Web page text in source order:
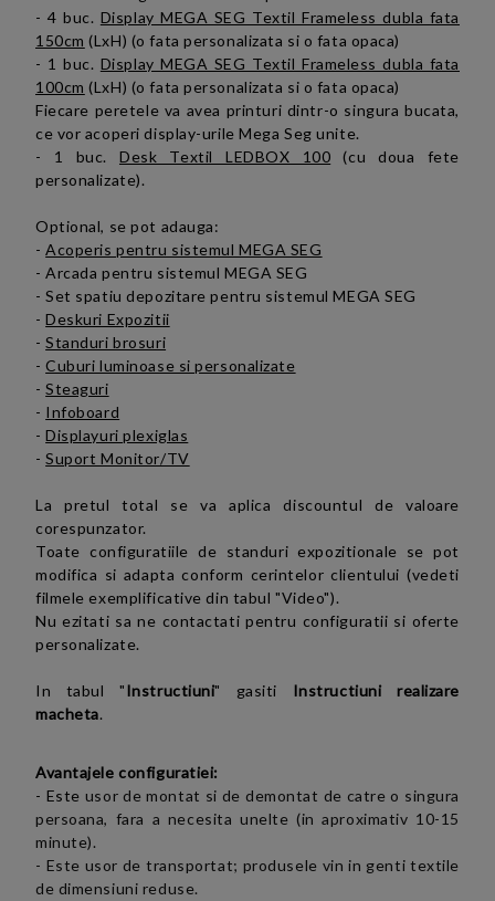
- 4 buc. Display MEGA SEG Textil Frameless dubla fata
150cm (LxH) (o fata personalizata si o fata opaca)
- 1 buc. Display MEGA SEG Textil Frameless dubla fata
100cm (LxH) (o fata personalizata si o fata opaca)
Fiecare peretele va avea printuri dintr-o singura bucata,
ce vor acoperi display-urile Mega Seg unite.
- 1 buc. Desk Textil LEDBOX 100 (cu doua fete
personalizate).
Optional, se pot adauga:
-Acoperis pentru sistemul MEGA SEG
- Arcada pentru sistemul MEGA SEG
- Set spatiu depozitare pentru sistemul MEGA SEG
-Deskuri Expozitii
-Standuri brosuri
-Cuburi luminoase si personalizate
-Steaguri
- Infoboard
-Displayuri plexiglas
-Suport Monitor/TV
La pretul total se va aplica discountul de valoare
corespunzator.
Toate configuratiile de standuri expozitionale se pot
modifica si adapta conform cerintelor clientului (vedeti
filmele exemplificativedin tabul "Video").
Nu ezitati sa ne contactati pentru configuratii si oferte
personalizate.
In tabul "Instructiuni" gasiti Instructiuni realizare
macheta.
Avantajele configuratiei:
- Este usor de montat si de demontat de catre o singura
persoana, fara a necesita unelte (in aproximativ 10-15
minute).
- Este usor de transportat; produsele vin in genti textile
de dimensiuni reduse.